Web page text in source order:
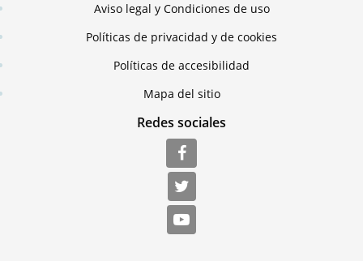
Aviso legal y Condiciones de uso
Políticas de privacidad y de cookies
Políticas de accesibilidad
Mapa del sitio
Redes sociales